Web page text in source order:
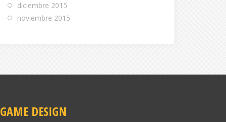
diciembre 2015
noviembre 2015
GAME DESIGN